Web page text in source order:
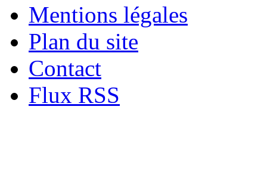
Mentions légales
Plan du site
Contact
Flux RSS